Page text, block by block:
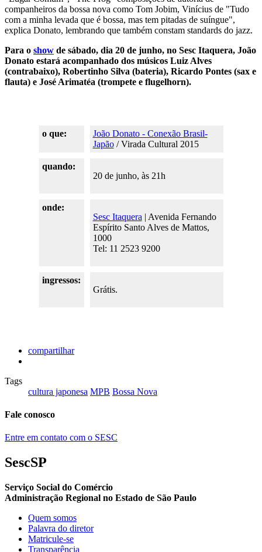
companheiros da bossa nova como Tom Jobim, Vinícius de "Tudo
com a minha levada que é bossa, mas tem pitadas de suíngue",
explica Donato, lembrando que também constam standards do jazz.
Para o show de sábado, dia 20 de junho, no Sesc Itaquera, João
Donato estará acompanhado dos músicos Luiz Alves
(contrabaixo), Robertinho Silva (bateria), Ricardo Pontes (sax e
flauta) e José Arimatéa (trompete e flugelhorn).
o que:
João Donato - Conexão Brasil-
Japão/ Virada Cultural 2015
quando:
20 de junho, às 21h
onde:
Sesc Itaquera | Avenida Fernando
Espírito Santo Alves de Mattos,
1000
Tel: 11 2523 9200
ingressos:
Grátis.
compartilhar
Tags
cultura japonesa MPB Bossa Nova
Fale conosco
Entre em contato com o SESC
SescSP
Serviço Social do Comércio
Administração Regional no Estado de São Paulo
Quem somos
Palavra do diretor
Matricule-se
Transparência